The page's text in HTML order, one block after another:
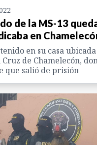
de la MS-13
en
en su casa
de Chamelecón,
que salió de prisión